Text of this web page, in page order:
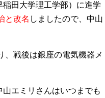
田大学理工学部）に進学
と改名 しましたので、中山
、戦後は銀座の電気機器メ
山エミリさんはいつまでも